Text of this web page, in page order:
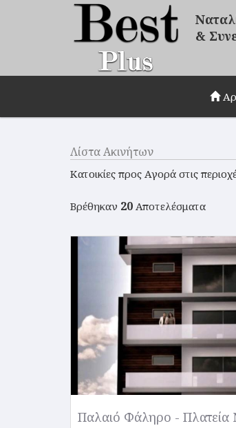
&
Λίστα Ακινήτων
Κατοικίες προς Αγορά στις
Βρέθηκαν 20 Αποτελέσματα
Παλαιό Φάληρο - Πλατεία